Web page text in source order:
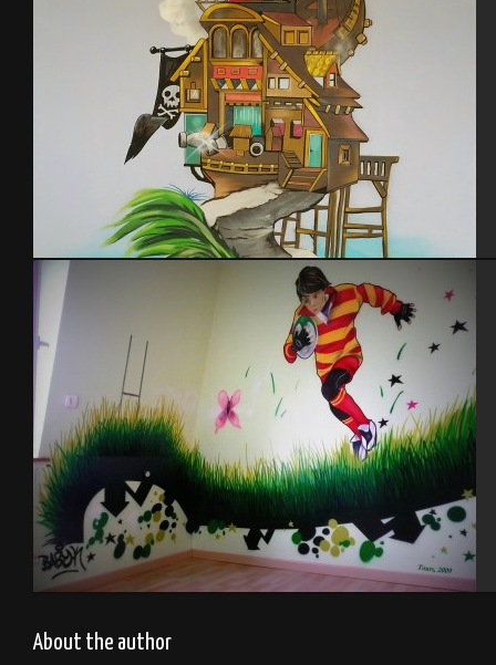
Graff chambre enfant pirates
About the author